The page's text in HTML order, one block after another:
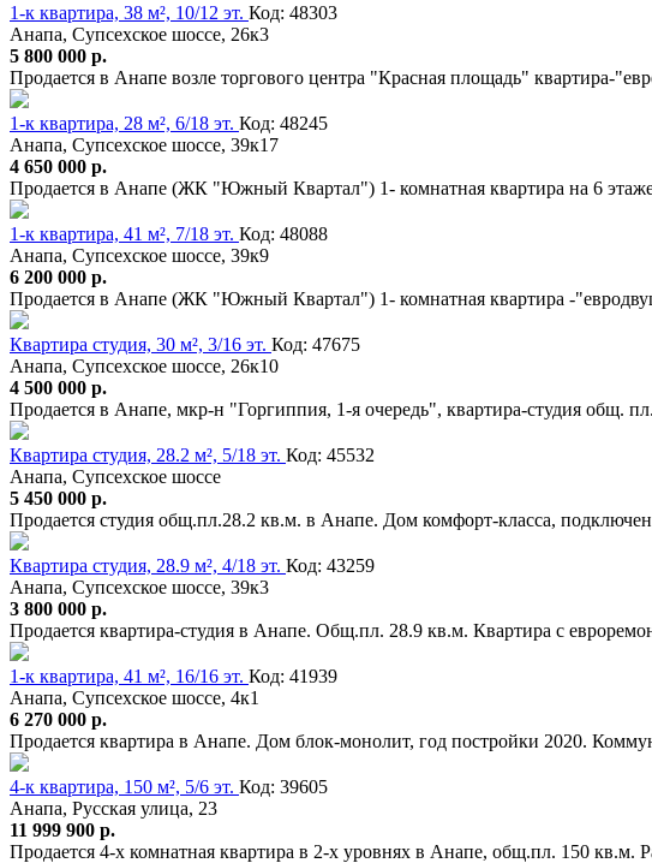
1-к квартира, 38 м², 10/12 эт. Код: 48303
Анапа, Супсехское шоссе, 26к3
5 800 000 р.
Продается в Анапе возле торгового центра "Красная площадь" квартира-
1-к квартира, 28 м², 6/18 эт. Код: 48245
Анапа, Супсехское шоссе, 39к17
4 650 000 р.
Продается в Анапе (ЖК "Южный Квартал") 1- комнатная квартира на 6
1-к квартира, 41 м², 7/18 эт. Код: 48088
Анапа, Супсехское шоссе, 39к9
6 200 000 р.
Продается в Анапе (ЖК "Южный Квартал") 1- комнатная квартира -
Квартира студия, 30 м², 3/16 эт. Код: 47675
Анапа, Супсехское шоссе, 26к10
4 500 000 р.
Продается в Анапе, мкр-н "Горгиппия, 1-я очередь", квартира-студия общ.
Квартира студия, 28.2 м², 5/18 эт. Код: 45532
Анапа, Супсехское шоссе
5 450 000 р.
Продается студия общ.пл.28.2 кв.м. в Анапе. Дом комфорт-класса,
Квартира студия, 28.9 м², 4/18 эт. Код: 43259
Анапа, Супсехское шоссе, 39к3
3 800 000 р.
Продается квартира-студия в Анапе. Общ.пл. 28.9 кв.м. Квартира с
1-к квартира, 41 м², 16/16 эт. Код: 41939
Анапа, Супсехское шоссе, 4к1
6 270 000 р.
Продается квартира в Анапе. Дом блок-монолит, год постройки 2020.
4-к квартира, 150 м², 5/6 эт. Код: 39605
Анапа, Русская улица, 23
11 999 900 р.
Продается 4-х комнатная квартира в 2-х уровнях в Анапе, общ.пл. 150 кв.м.